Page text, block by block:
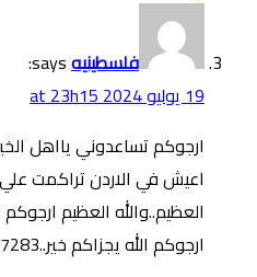
فلسطينيهsays:
19 يوليو 2024 at 23h15
ارجوكم تساعدوني يااهل
اعيش في الاردن تراكمت
العظيم..والله العظيم
ارجوكم الله يجزاكم خير..00962785907283